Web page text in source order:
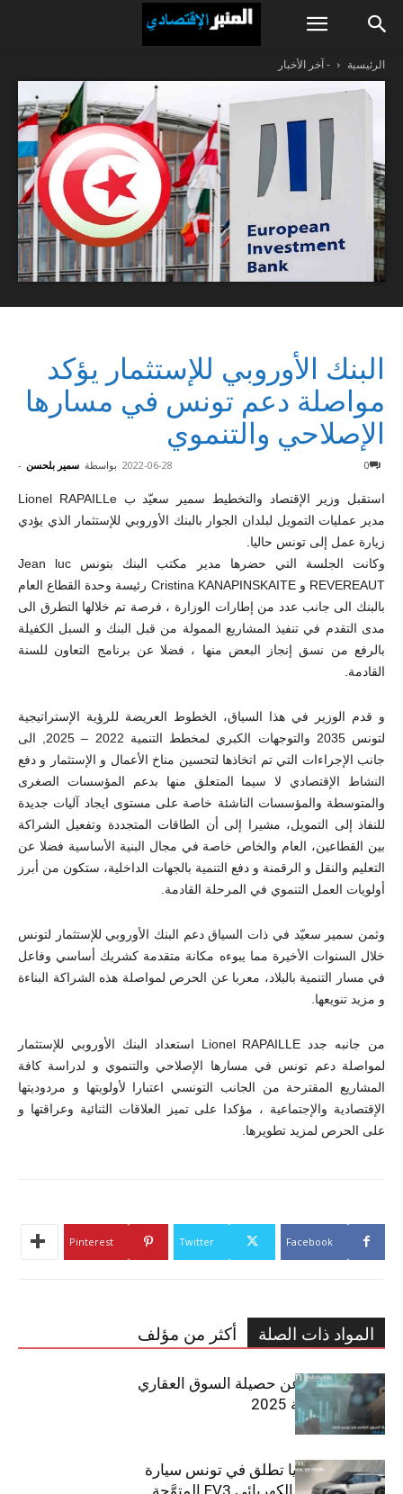
الرئيسية - آخر الأخبار
البنك الأوروبي للإستثمار يؤكد
مواصلة دعم تونس في مسارها
الإصلاحي والتنموي
بواسطة سمير بلحسن - 2022-06-28 0
استقبل وزير الإقتصاد والتخطيط سمير سعيّد ب Lionel RAPAILLe
مدير عمليات التمويل لبلدان الجوار بالبنك الأوروبي للإستثمار الذي يؤدي
زيارة عمل إلى تونس حاليا.
وكانت الجلسة التي حضرها مدير مكتب البنك بتونس Jean luc
REVEREAUT و Cristina KANAPINSKAITE رئيسة وحدة القطاع العام
بالبنك الى جانب عدد من إطارات الوزارة ، فرصة تم خلالها التطرق الى
مدى التقدم في تنفيذ المشاريع الممولة من قبل البنك و السبل الكفيلة
بالرفع من نسق إنجاز البعض منها ، فضلا عن برنامج التعاون للسنة
القادمة.
و قدم الوزير في هذا السياق، الخطوط العريضة للرؤية الإستراتيجية
لتونس 2035 والتوجهات الكبري لمخطط التنمية 2022 – 2025, الى
جانب الإجراءات التي تم اتخاذها لتحسين مناخ الأعمال و الإستثمار و دفع
النشاط الإقتصادي لا سيما المتعلق منها بدعم المؤسسات الصغرى
والمتوسطة والمؤسسات الناشئة خاصة على مستوى ايجاد آليات جديدة
للنفاذ إلى التمويل، مشيرا إلى أن الطاقات المتجددة وتفعيل الشراكة
بين القطاعين، العام والخاص خاصة في مجال البنية الأساسية فضلا عن
التعليم والنقل و الرقمنة و دفع التنمية بالجهات الداخلية، ستكون من أبرز
أولويات العمل التنموي في المرحلة القادمة.
وثمن سمير سعيّد في ذات السياق دعم البنك الأوروبي للإستثمار لتونس
خلال السنوات الأخيرة مما يبوءه مكانة متقدمة كشريك أساسي وفاعل
في مسار التنمية بالبلاد، معربا عن الحرص لمواصلة هذه الشراكة البناءة
و مزيد تنويعها.
من جانبه جدد Lionel RAPAILLE استعداد البنك الأوروبي للإستثمار
لمواصلة دعم تونس في مسارها الإصلاحي والتنموي و لدراسة كافة
المشاريع المقترحة من الجانب التونسي اعتبارا لأولويتها و مردوديتها
الإقتصادية والإجتماعية ، مؤكدا على تميز العلاقات الثنائية وعراقتها و
على الحرص لمزيد تطويرها.
Facebook
Twitter
Pinterest
المواد ذات الصلة أكثر من مؤلف
مبوب تكشف عن حصيلة السوق العقاري
في تونس لسنة 2025
سيتي كارز – كيا تطلق في تونس سيارة
الـدفع الرباعي الكهربائي EV3 المتوَّجة